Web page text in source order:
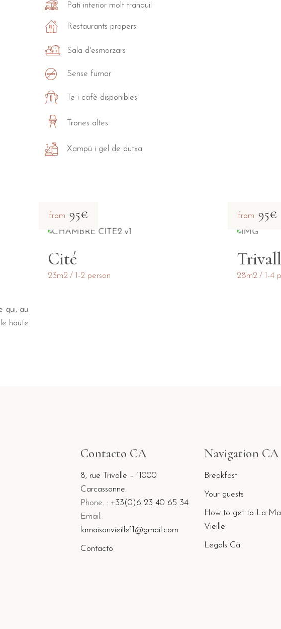
Pati interior molt tranquil
Restaurants propers
Sala d'esmorzars
Sense fumar
Te i cafè disponibles
Trones altes
Xampú i gel de dutxa
qui, au
haute
from 95€
Cité
23m2 1-2 person
from 95€
28m2 1-4
Contacto CA
8, rue Trivalle – 11000
Carcassonne
Phone. : +33(0)6 23 40 65 34
Email:
lamaisonvieille11@gmail.com
Contacto
Navigation CA
Breakfast
Your guests
How to get to La
Vieille
Legals Cà